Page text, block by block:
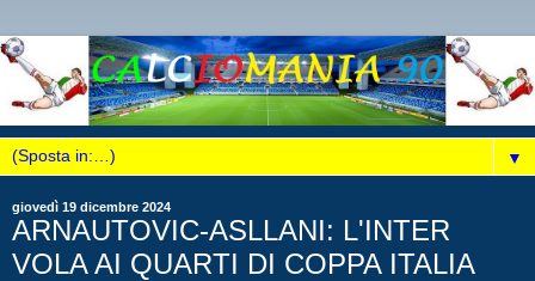
▼
giovedì 19 dicembre 2024
ARNAUTOVIC-ASLLANI: L'INTER
VOLA AI QUARTI DI COPPA ITALIA